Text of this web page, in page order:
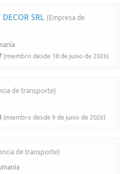
SRL (Empresa de
(miembro desde 18 de junio de 2026)
de transporte)
(miembro desde 9 de junio de 2026)
de transporte)